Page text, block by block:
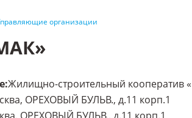
организации
:Жилищно-строительный кооператив
ОРЕХОВЫЙ БУЛЬВ., д.11 корп.1